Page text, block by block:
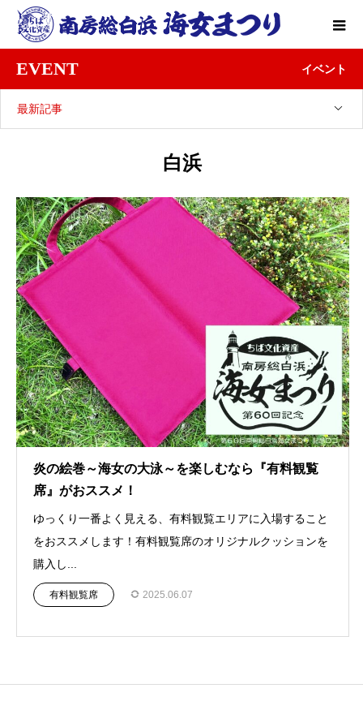
EVENT イベント
最新記事
白浜
炎の絵巻～海女の大泳～を楽しむなら『有料観覧
席』がおススメ！
ゆっくり一番よく見える、有料観覧エリアに入場すること
をおススメします！有料観覧席のオリジナルクッションを
購入し...
有料観覧席 2025.06.07